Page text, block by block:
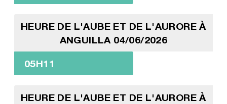
HEURE DE L'AUBE ET DE L'AURORE À
ANGUILLA 04/06/2026
05H11
HEURE DE L'AUBE ET DE L'AURORE À